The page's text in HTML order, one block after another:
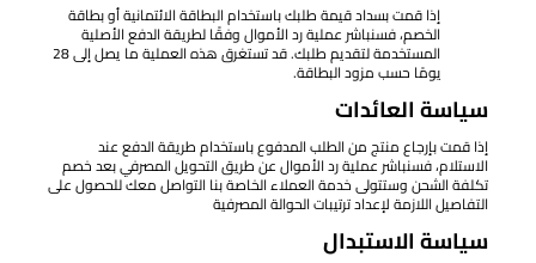
إذا قمت بسداد قيمة طلبك باستخدام البطاقة الائتمانية أو بطاقة
الخصم، فسنباشر عملية رد الأموال وفقًا لطريقة الدفع الأصلية
المستخدمة لتقديم طلبك. قد تستغرق هذه العملية ما يصل إلى 28
يومًا حسب مزود البطاقة.
سياسة العائدات
إذا قمت بإرجاع منتج من الطلب المدفوع باستخدام طريقة الدفع عند
الاستلام، فسنباشر عملية رد الأموال عن طريق التحويل المصرفي بعد خصم
تكلفة الشحن وستتولى خدمة العملاء الخاصة بنا التواصل معك للحصول على
التفاصيل اللازمة لإعداد ترتيبات الحوالة المصرفية
سياسة الاستبدال